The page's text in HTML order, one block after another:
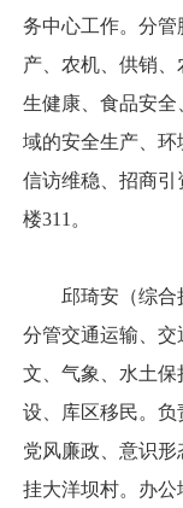
务中心工作。分
产、农机、供销
生健康、食品安
域的安全生产、
信访维稳、招商
楼311。
邱琦安（综合执
分管交通运输、
文、气象、水土
设、库区移民。负
党风廉政、意识形
挂大洋坝村。办公